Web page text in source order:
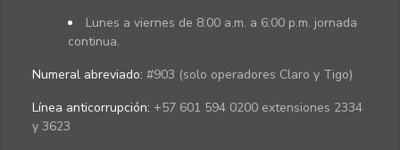
Lunes a viernes de 8:00 a.m. a 6:00 p.m. jornada
continua.
Numeral abreviado: #903 (solo operadores Claro y Tigo)
Línea anticorrupción: +57 601 594 0200 extensiones 2334
y 3623